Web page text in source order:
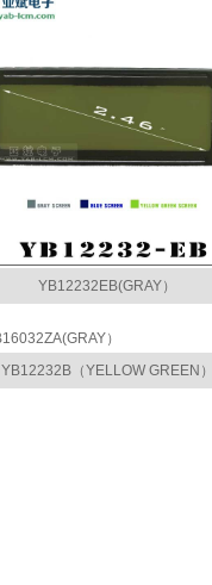
YB12232EB(GRAY）
YB12232B（YELLOW GREEN